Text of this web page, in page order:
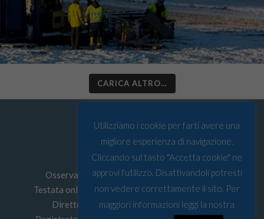
CARICA ALTRO…
Osservatorio Artico © Tutti i diritti riservati
Testata online edita daMust srlP.I: 03067590103
Direttore Responsabile: Leonardo Parigi
Utilizziamo i cookie per farti avere una
migliore esperienza di navigazione.
Cliccando sul tasto "Accetta cookie" ne
approvi l'utilizzo. Disattivandoli potresti
non vedere correttamente il sito. Per
maggiori informazioni leggi la nostra